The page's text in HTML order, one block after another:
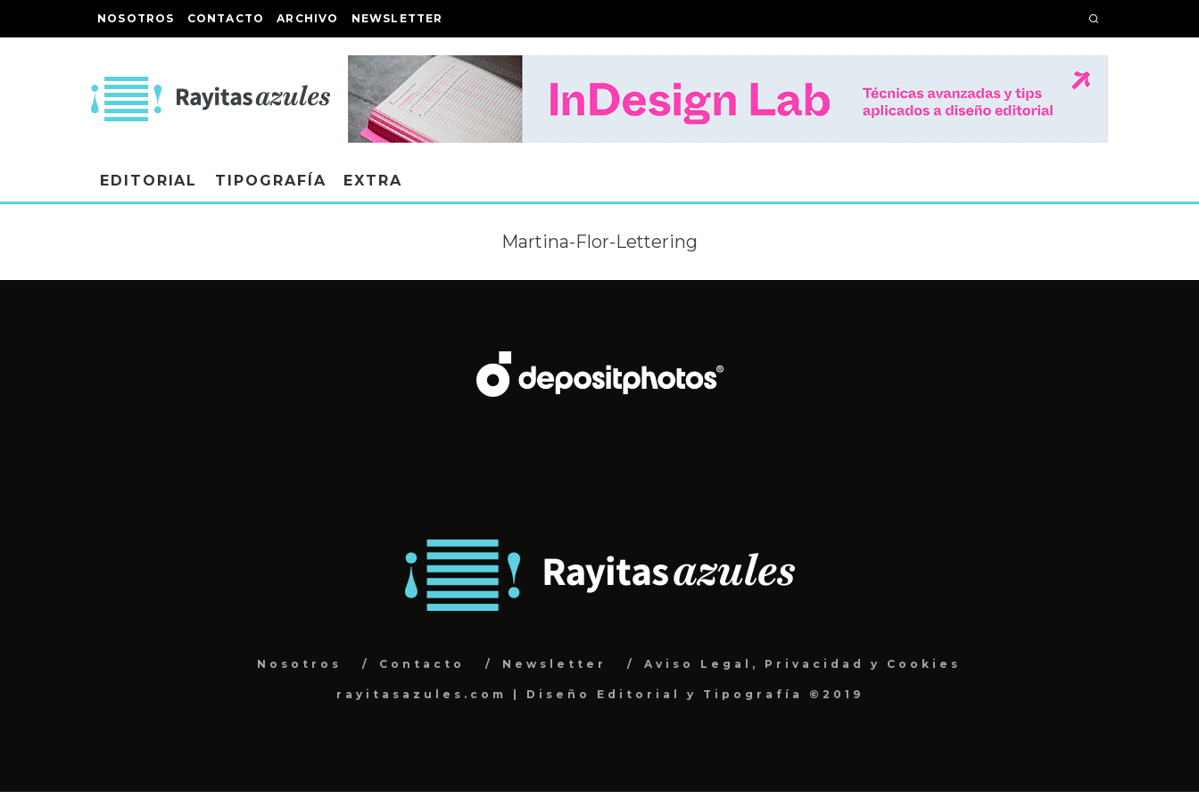
NOSOTROS CONTACTO ARCHIVO NEWSLETTER
EDITORIAL TIPOGRAFÍA EXTRA
Martina-Flor-Lettering
Nosotros Contacto Newsletter Aviso Legal, Privacidad y Cookies
rayitasazules.com | Diseño Editorial y Tipografía ©2019